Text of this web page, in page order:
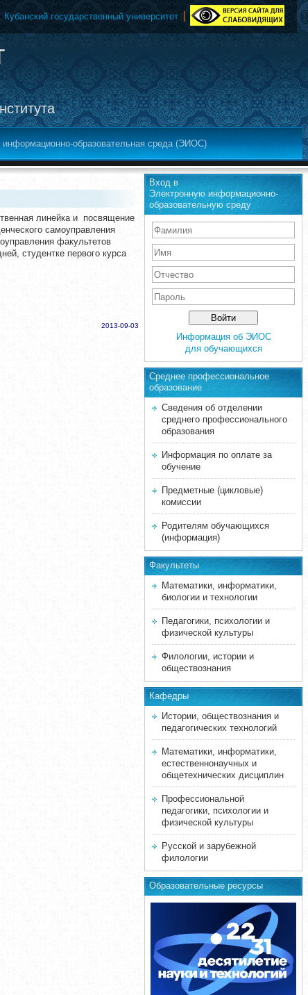
Кубанский государственный университет
информационно-образовательная среда (ЭИОС)
линейка и посвящение
самоуправления
факультетов
студентке первого курса
2013-09-03
Вход в
Электронную информационно-
образовательную среду
Информация об ЭИОС
для обучающихся
Среднее професcиональное
образование
Сведения об отделении
среднего профессионального
образования
Информация по оплате за
обучение
Предметные (цикловые)
комиссии
Родителям обучающихся
(информация)
Факультеты
Математики, информатики,
биологии и технологии
Педагогики, психологии и
физической культуры
Филологии, истории и
обществознания
Кафедры
Истории, обществознания и
педагогических технологий
Математики, информатики,
естественнонаучных и
общетехнических дисциплин
Профессиональной
педагогики, психологии и
физической культуры
Русской и зарубежной
филологии
Образовательные ресурсы